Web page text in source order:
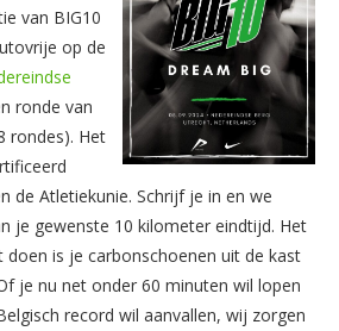
van BIG10
op de
ronde van
rondes). Het
de Atletiekunie. Schrijf je in en we
je gewenste 10 kilometer eindtijd. Het
is je carbonschoenen uit de kast
je nu net onder 60 minuten wil lopen
record wil aanvallen, wij zorgen